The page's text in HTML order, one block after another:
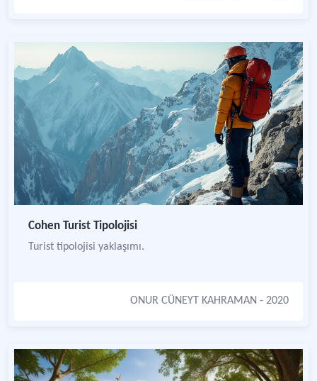
Cohen Turist Tipolojisi
Turist tipolojisi yaklaşımı.
ONUR CÜNEYT KAHRAMAN - 2020